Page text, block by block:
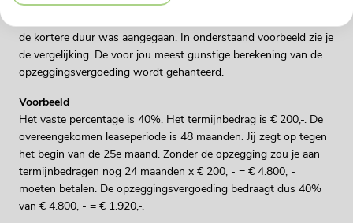
de kortere duur was aangegaan. In onderstaand voorbeeld zie je
de vergelijking. De voor jou meest gunstige berekening van de
opzeggingsvergoeding wordt gehanteerd.
Voorbeeld
Het vaste percentage is 40%. Het termijnbedrag is € 200,-. De
overeengekomen leaseperiode is 48 maanden. Jij zegt op tegen
het begin van de 25e maand. Zonder de opzegging zou je aan
termijnbedragen nog 24 maanden x € 200, - = € 4.800, -
moeten betalen. De opzeggingsvergoeding bedraagt dus 40%
van € 4.800, - = € 1.920,-.